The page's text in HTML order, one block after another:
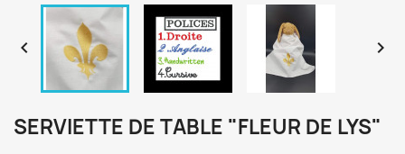
 
SERVIETTE DE TABLE "FLEUR DE LYS"